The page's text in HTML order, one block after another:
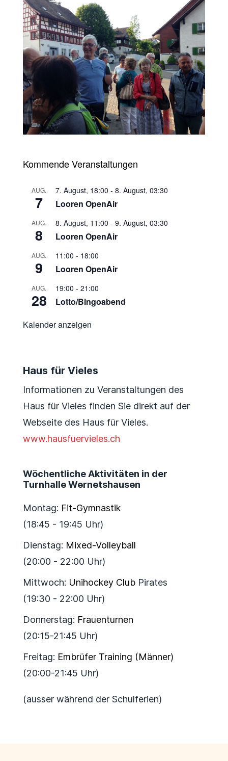
Kommende Veranstaltungen
AUG.
7
7. August, 18:00 - 8. August, 03:30
Looren OpenAir
AUG.
8
8. August, 11:00 - 9. August, 03:30
Looren OpenAir
AUG.
9
11:00 - 18:00
Looren OpenAir
AUG.
28
19:00 - 21:00
Lotto/Bingoabend
Kalender anzeigen
Haus für Vieles
Informationen zu Veranstaltungen des
Haus für Vieles finden Sie direkt auf der
Webseite des Haus für Vieles.
www.hausfuervieles.ch
Wöchentliche Aktivitäten in der
Turnhalle Wernetshausen
Montag: Fit-Gymnastik
(18:45 - 19:45 Uhr)
Dienstag: Mixed-Volleyball
(20:00 - 22:00 Uhr)
Mittwoch: Unihockey ClubPirates
(19:30 - 22:00 Uhr)
Donnerstag: Frauenturnen
(20:15-21:45 Uhr)
Freitag: Embrüfer Training (Männer)
(20:00-21:45 Uhr)
(ausser während der Schulferien)